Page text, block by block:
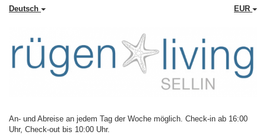
Deutsch EUR
An- und Abreise an jedem Tag der Woche möglich. Check-in ab 16:00
Uhr, Check-out bis 10:00 Uhr.